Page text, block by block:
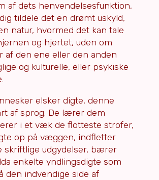
af dets henvendelsesfunktion,
tildele det en drømt uskyld,
natur, hvormed det kan tale
og hjertet, uden om
af den ene eller den anden
og kulturelle, eller psykiske
elsker digte, denne
af sprog. De lærer dem
i et væk de flotteste strofer,
op på væggen, indfletter
skriftlige udgydelser, bærer
enkelte yndlingsdigte som
den indvendige side af